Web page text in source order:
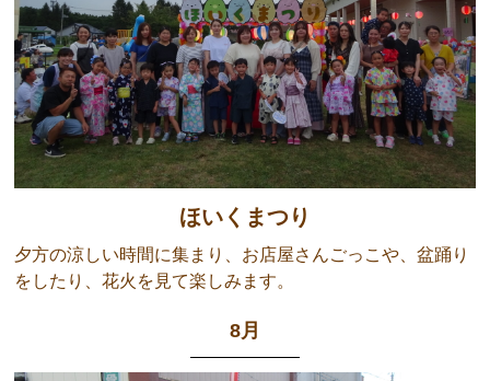
ほいくまつり
夕方の涼しい時間に集まり、お店屋さんごっこや、盆踊り
をしたり、花火を見て楽しみます。
8月